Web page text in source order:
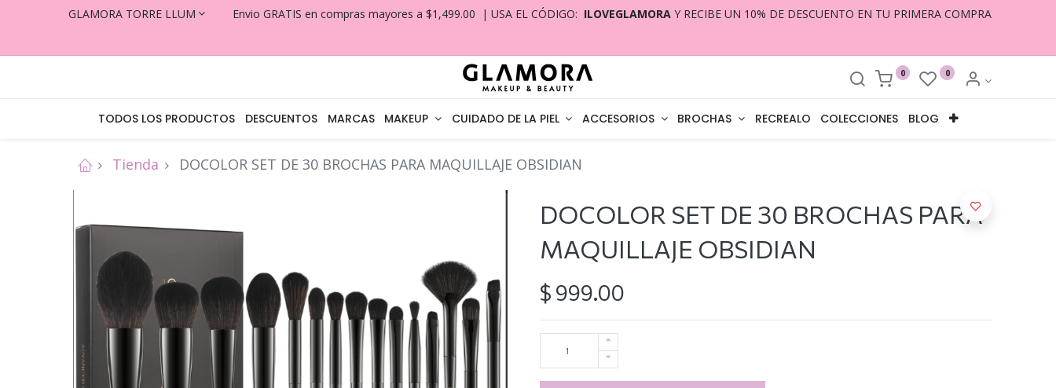
GLAMORA TORRE LLUM Envio GRATIS en compras mayores a $1,499.00 | USA EL CÓDIGO: ILOVEGLAMORA Y RECIBE UN 10% DE DESCUENTO EN TU PRIMERA COMPRA
0 0
TODOS LOS PRODUCTOS DESCUENTOS MARCAS MAKEUP CUIDADO DE LA PIEL ACCESORIOS BROCHAS RECREALO COLECCIONES BLOG
Tienda DOCOLOR SET DE 30 BROCHAS PARA MAQUILLAJE OBSIDIAN
DOCOLOR SET DE 30 BROCHAS PARA
MAQUILLAJE OBSIDIAN
$ 999.00